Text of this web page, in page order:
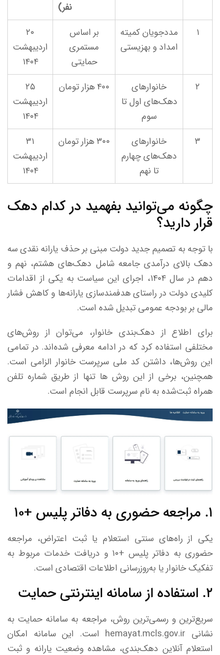
نفر)
۱
مددجویان کمیته
امداد و بهزیستی
بر اساس
مستمری
حمایتی
۲۰
اردیبهشت
۱۴۰۴
۲
خانوارهای
دهک‌های اول تا
سوم
۴۰۰ هزار تومان
۲۵
اردیبهشت
۱۴۰۴
۳
خانوارهای
دهک‌های چهارم
تا نهم
۳۰۰ هزار تومان
۳۱
اردیبهشت
۱۴۰۴
چگونه می‌توانید بفهمید در کدام دهک
قرار دارید؟
با توجه به تصمیم جدید دولت مبنی بر حذف یارانه نقدی سه
دهک بالای درآمدی جامعه شامل دهک‌های هشتم، نهم و
دهم در سال ۱۴۰۴، اجرای این سیاست به یکی از اقدامات
کلیدی دولت در راستای هدفمندسازی یارانه‌ها و کاهش فشار
مالی بر بودجه عمومی تبدیل شده است.
برای اطلاع از دهک‌بندی خانوار، می‌توان از روش‌های
مختلفی استفاده کرد که در ادامه معرفی شده‌اند. در تمامی
این روش‌ها، داشتن کد ملی سرپرست خانوار الزامی است.
همچنین، برخی از این روش‌ ها تنها از طریق شماره تلفن
همراه ثبت‌شده به نام سرپرست قابل انجام است.
۱. مراجعه حضوری به دفاتر پلیس +۱۰
یکی از راه‌های سنتی استعلام یا ثبت اعتراض، مراجعه
حضوری به دفاتر پلیس +۱۰ و دریافت خدمات مربوط به
تفکیک خانوار یا به‌روزرسانی اطلاعات اقتصادی است.
۲. استفاده از سامانه اینترنتی حمایت
سریع‌ترین و رسمی‌ترین روش، مراجعه به سامانه حمایت به
نشانی hemayat.mcls.gov.ir است. این سامانه امکان
استعلام آنلاین دهک‌بندی، مشاهده وضعیت یارانه و ثبت